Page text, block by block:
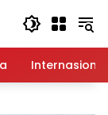
Internasional